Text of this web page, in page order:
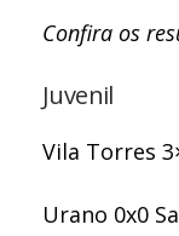
Confira os
Juvenil
Vila Torres
Urano 0x0